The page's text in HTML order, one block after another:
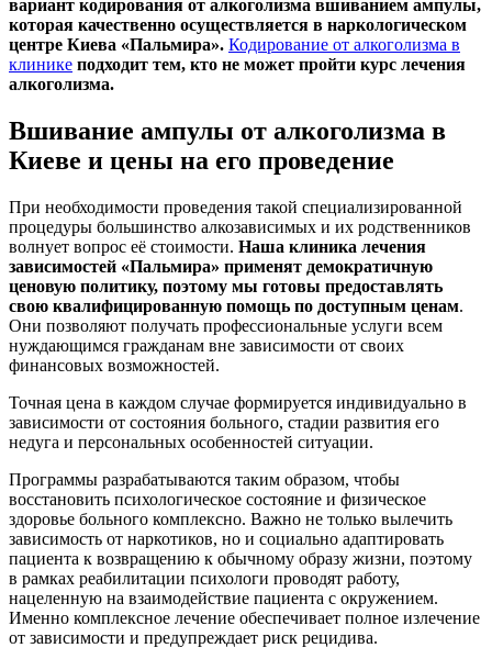
вариант кодирования от алкоголизма вшиванием ампулы,
которая качественно осуществляется в наркологическом
центре Киева «Пальмира». Кодирование от алкоголизма в
клинике подходит тем, кто не может пройти курс лечения
алкоголизма.
Вшивание ампулы от алкоголизма в
Киеве и цены на его проведение
При необходимости проведения такой специализированной
процедуры большинство алкозависимых и их родственников
волнует вопрос её стоимости. Наша клиника лечения
зависимостей «Пальмира» применят демократичную
ценовую политику, поэтому мы готовы предоставлять
свою квалифицированную помощь по доступным ценам.
Они позволяют получать профессиональные услуги всем
нуждающимся гражданам вне зависимости от своих
финансовых возможностей.
Точная цена в каждом случае формируется индивидуально в
зависимости от состояния больного, стадии развития его
недуга и персональных особенностей ситуации.
Программы разрабатываются таким образом, чтобы
восстановить психологическое состояние и физическое
здоровье больного комплексно. Важно не только вылечить
зависимость от наркотиков, но и социально адаптировать
пациента к возвращению к обычному образу жизни, поэтому
в рамках реабилитации психологи проводят работу,
нацеленную на взаимодействие пациента с окружением.
Именно комплексное лечение обеспечивает полное излечение
от зависимости и предупреждает риск рецидива.